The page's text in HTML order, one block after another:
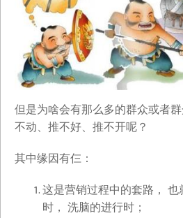
但是为啥会有那么多的群众或者
不动、推不好、推不开呢？
其中缘因有仨：
这是营销过程中的套路，
时， 洗脑的进行时；